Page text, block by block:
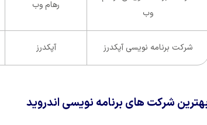
وب
رهام وب
شرکت برنامه نویسی آپکدرز آپکدرز
شرکت های برنامه نویسی اندروید